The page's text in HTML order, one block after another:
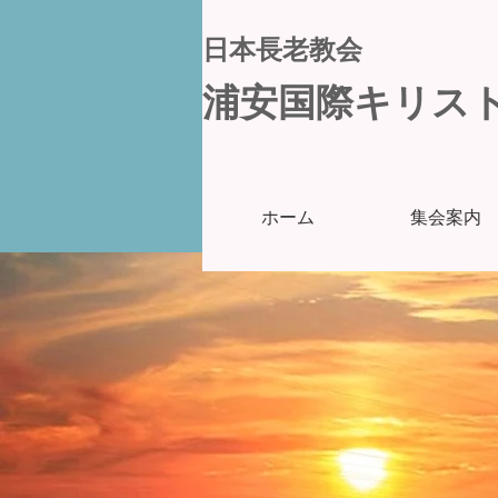
日本長老教会
浦安国際キリス
ホーム 集会案内